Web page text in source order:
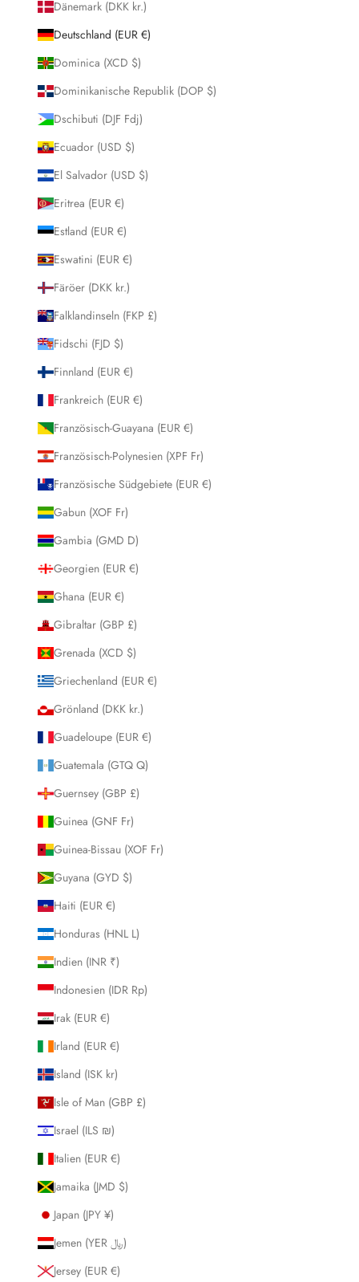
Dänemark (DKK kr.)
Deutschland (EUR €)
Dominica (XCD $)
Dominikanische Republik (DOP $)
Dschibuti (DJF Fdj)
Ecuador (USD $)
El Salvador (USD $)
Eritrea (EUR €)
Estland (EUR €)
Eswatini (EUR €)
Färöer (DKK kr.)
Falklandinseln (FKP £)
Fidschi (FJD $)
Finnland (EUR €)
Frankreich (EUR €)
Französisch-Guayana (EUR €)
Französisch-Polynesien (XPF Fr)
Französische Südgebiete (EUR €)
Gabun (XOF Fr)
Gambia (GMD D)
Georgien (EUR €)
Ghana (EUR €)
Gibraltar (GBP £)
Grenada (XCD $)
Griechenland (EUR €)
Grönland (DKK kr.)
Guadeloupe (EUR €)
Guatemala (GTQ Q)
Guernsey (GBP £)
Guinea (GNF Fr)
Guinea-Bissau (XOF Fr)
Guyana (GYD $)
Haiti (EUR €)
Honduras (HNL L)
Indien (INR ₹)
Indonesien (IDR Rp)
Irak (EUR €)
Irland (EUR €)
Island (ISK kr)
Isle of Man (GBP £)
Israel (ILS ₪)
Italien (EUR €)
Jamaika (JMD $)
Japan (JPY ¥)
Jemen (YER ﷼)
Jersey (EUR €)